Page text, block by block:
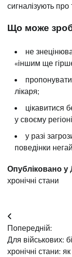
сигналізують
Що може
не
«іншим ще
лікаря;
цікавитися
у своєму
у разі
поведінки
Опубліковано у
хронічні стани
Навігація
записів
Попередній:
Для військових:
хронічні стани: